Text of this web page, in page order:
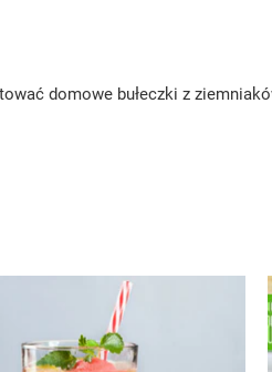
domowe bułeczki z